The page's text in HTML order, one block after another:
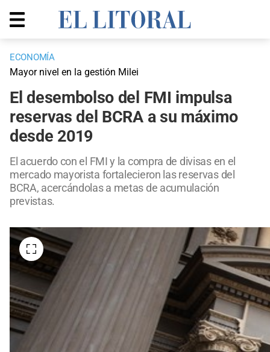
ECONOMÍA
Mayor nivel en la gestión Milei
El desembolso del FMI impulsa
reservas del BCRA a su máximo
desde 2019
El acuerdo con el FMI y la compra de divisas en el
mercado mayorista fortalecieron las reservas del
BCRA, acercándolas a metas de acumulación
previstas.